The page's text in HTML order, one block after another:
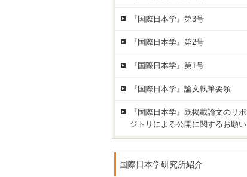
『国際日本学』第3号
『国際日本学』第2号
『国際日本学』第1号
『国際日本学』論文執筆要領
『国際日本学』既掲載論文のリポ
ジトリによる公開に関するお願い
国際日本学研究所紹介